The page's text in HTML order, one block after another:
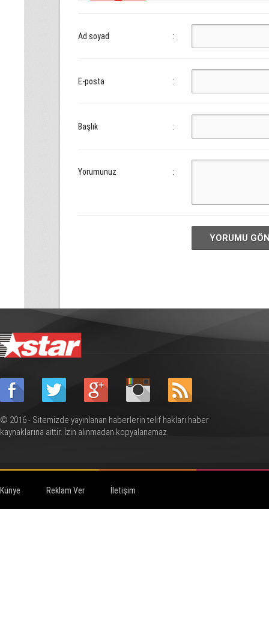
Ad soyad :
E-posta :
Başlık :
Yorumunuz :
YORUMU
© 2016 - Sitemizde yayınlanan haberlerin telif hakları haber
kaynaklarına aittir. İzin alınmadan kopyalanamaz.
Künye Reklam Ver İletişim